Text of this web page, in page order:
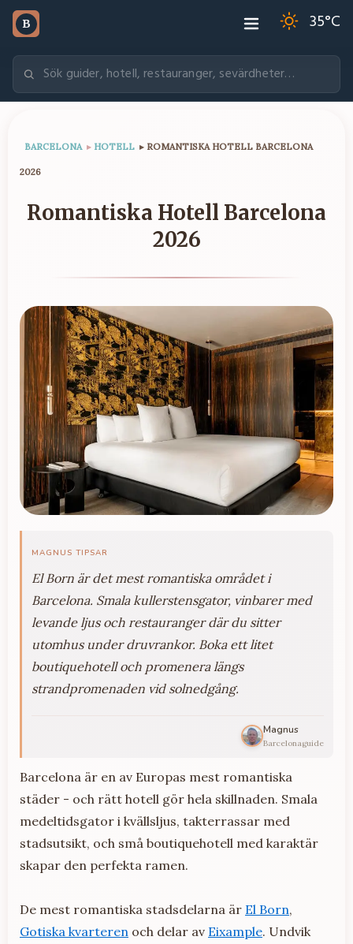
B 35°C
BARCELONA ▸ HOTELL ▸ ROMANTISKA HOTELL BARCELONA
2026
Romantiska Hotell Barcelona
2026
MAGNUS TIPSAR
El Born är det mest romantiska området i
Barcelona. Smala kullerstensgator, vinbarer med
levande ljus och restauranger där du sitter
utomhus under druvrankor. Boka ett litet
boutiquehotell och promenera längs
strandpromenaden vid solnedgång.
Magnus
Barcelonaguide
Barcelona är en av Europas mest romantiska
städer - och rätt hotell gör hela skillnaden. Smala
medeltidsgator i kvällsljus, takterrassar med
stadsutsikt, och små boutiquehotell med karaktär
skapar den perfekta ramen.
De mest romantiska stadsdelarna är El Born,
Gotiska kvarteren och delar av Eixample. Undvik